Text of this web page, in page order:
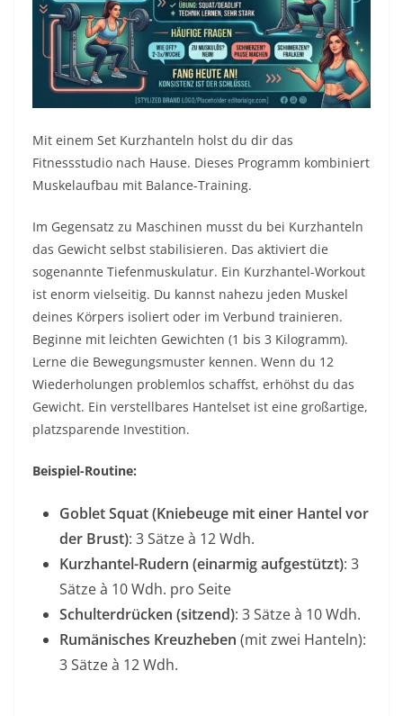
Mit einem Set Kurzhanteln holst du dir das
Fitnessstudio nach Hause. Dieses Programm kombiniert
Muskelaufbau mit Balance-Training.
Im Gegensatz zu Maschinen musst du bei Kurzhanteln
das Gewicht selbst stabilisieren. Das aktiviert die
sogenannte Tiefenmuskulatur. Ein Kurzhantel-Workout
ist enorm vielseitig. Du kannst nahezu jeden Muskel
deines Körpers isoliert oder im Verbund trainieren.
Beginne mit leichten Gewichten (1 bis 3 Kilogramm).
Lerne die Bewegungsmuster kennen. Wenn du 12
Wiederholungen problemlos schaffst, erhöhst du das
Gewicht. Ein verstellbares Hantelset ist eine großartige,
platzsparende Investition.
Beispiel-Routine:
Goblet Squat (Kniebeuge mit einer Hantel vor
der Brust): 3 Sätze à 12 Wdh.
Kurzhantel-Rudern (einarmig aufgestützt): 3
Sätze à 10 Wdh. pro Seite
Schulterdrücken (sitzend): 3 Sätze à 10 Wdh.
Rumänisches Kreuzheben (mit zwei Hanteln):
3 Sätze à 12 Wdh.